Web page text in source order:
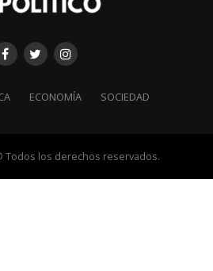
ECONOMÍA SOCIEDAD
Todos los derechos reservados.